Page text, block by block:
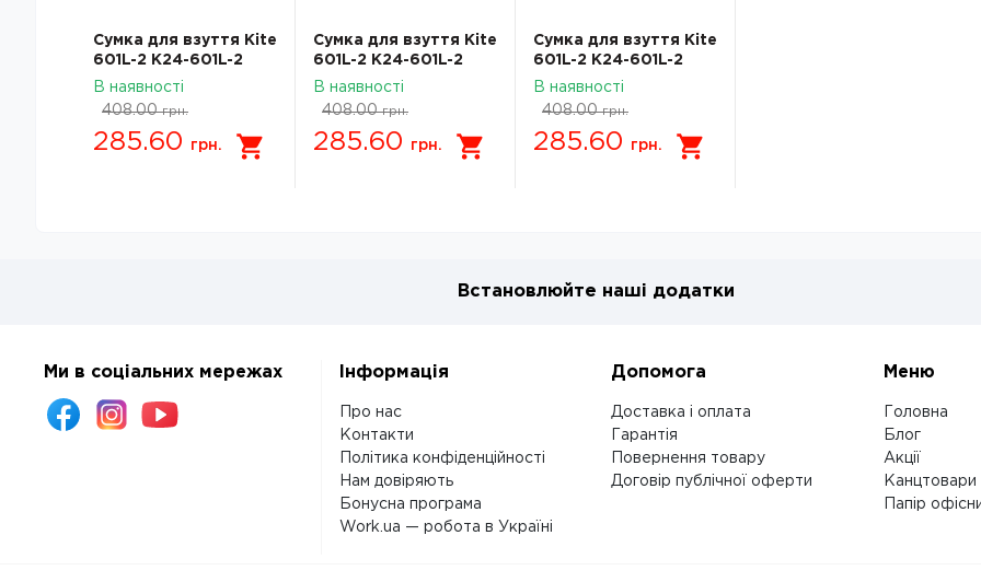
Сумка для взуття Kite
601L-2 K24-601L-2
В наявності
408.00 грн.
285.60 грн.
Сумка для взуття Kite
601L-2 K24-601L-2
В наявності
408.00 грн.
285.60 грн.
Сумка для взуття Kite
601L-2 K24-601L-2
В наявності
408.00 грн.
285.60 грн.
Встановлюйте наші додатки
Ми в соціальних мережах Інформація
Про нас
Контакти
Політика конфіденційності
Нам довіряють
Бонусна програма
Work.ua — робота в Україні
Допомога
Доставка і оплата
Гарантія
Повернення товару
Договір публічної оферти
Меню
Головна
Блог
Акції
Канцтовари
Папір